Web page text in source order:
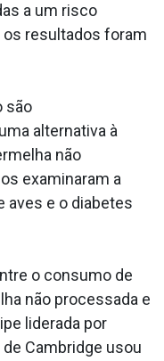
a um risco
os resultados foram
são
alternativa à
não
examinaram a
aves e o diabetes
o consumo de
não processada e
liderada por
Cambridge usou